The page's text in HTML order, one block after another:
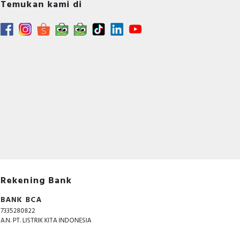
Temukan kami di
Rekening Bank
BANK BCA
7335280822
A.N. PT. LISTRIK KITA INDONESIA